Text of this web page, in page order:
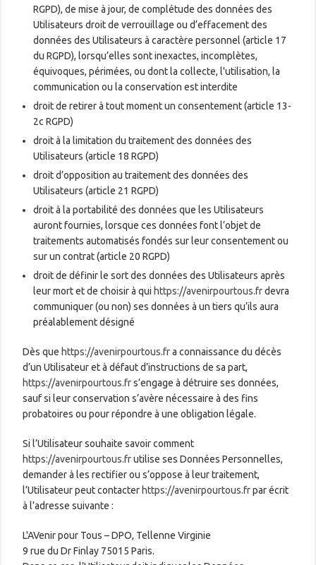
RGPD), de mise à jour, de complétude des données des
Utilisateurs droit de verrouillage ou d’effacement des
données des Utilisateurs à caractère personnel (article 17
du RGPD), lorsqu’elles sont inexactes, incomplètes,
équivoques, périmées, ou dont la collecte, l'utilisation, la
communication ou la conservation est interdite
droit de retirer à tout moment un consentement (article 13-
2c RGPD)
droit à la limitation du traitement des données des
Utilisateurs (article 18 RGPD)
droit d’opposition au traitement des données des
Utilisateurs (article 21 RGPD)
droit à la portabilité des données que les Utilisateurs
auront fournies, lorsque ces données font l’objet de
traitements automatisés fondés sur leur consentement ou
sur un contrat (article 20 RGPD)
droit de définir le sort des données des Utilisateurs après
leur mort et de choisir à quihttps://avenirpourtous.frdevra
communiquer (ou non) ses données à un tiers qu’ils aura
préalablement désigné
Dès quehttps://avenirpourtous.fra connaissance du décès
d’un Utilisateur et à défaut d’instructions de sa part,
https://avenirpourtous.frs’engage à détruire ses données,
sauf si leur conservation s’avère nécessaire à des fins
probatoires ou pour répondre à une obligation légale.
Si l’Utilisateur souhaite savoir comment
https://avenirpourtous.frutilise ses Données Personnelles,
demander à les rectifier ou s’oppose à leur traitement,
l’Utilisateur peut contacterhttps://avenirpourtous.frpar écrit
à l’adresse suivante :
L'AVenir pour Tous – DPO, Tellenne Virginie
9 rue du Dr Finlay 75015 Paris.